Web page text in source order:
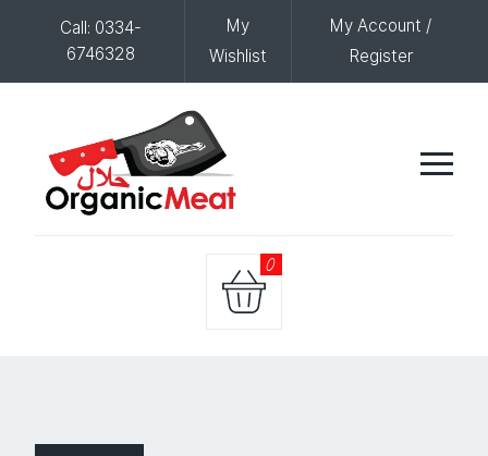
Call: 0334-
6746328
My
Wishlist
My Account /
Register
0